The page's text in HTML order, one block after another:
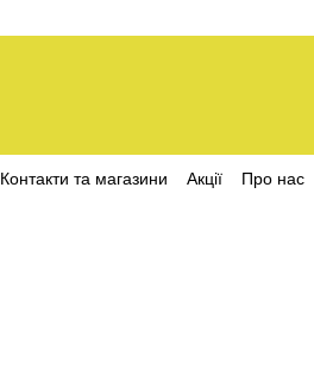
Контакти та магазини Акції Про нас